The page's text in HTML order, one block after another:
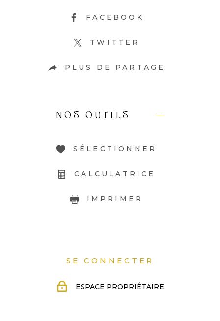
FACEBOOK
TWITTER
PLUS DE PARTAGE
NOS OUTILS
SÉLECTIONNER
CALCULATRICE
IMPRIMER
SE CONNECTER
ESPACE PROPRIÉTAIRE